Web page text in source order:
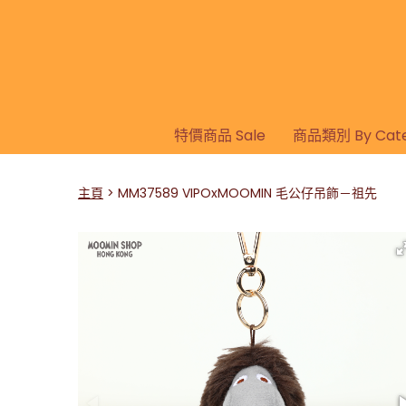
特價商品 Sale 商品類別 By
主頁 MM37589 VIPOxMOOMIN 毛公仔吊飾－祖先